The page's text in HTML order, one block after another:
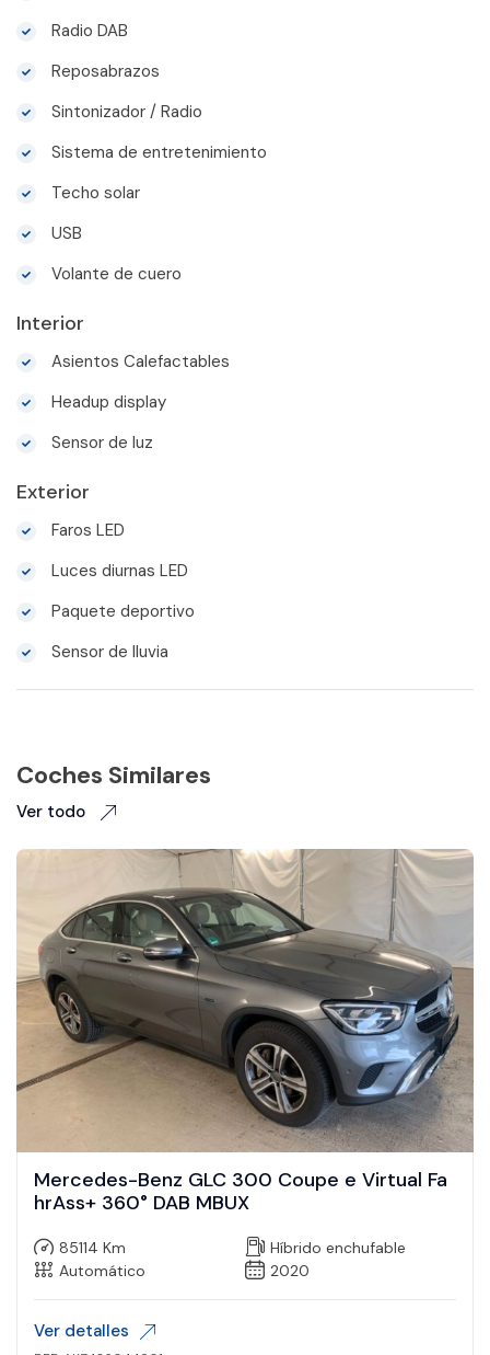
Radio DAB
Reposabrazos
Sintonizador / Radio
Sistema de entretenimiento
Techo solar
USB
Volante de cuero
Interior
Asientos Calefactables
Headup display
Sensor de luz
Exterior
Faros LED
Luces diurnas LED
Paquete deportivo
Sensor de lluvia
Coches Similares
Ver todo
Mercedes-Benz GLC 300 Coupe e Virtual Fa
hrAss+ 360° DAB MBUX
85114 Km
Híbrido enchufable
Automático
2020
Ver detalles